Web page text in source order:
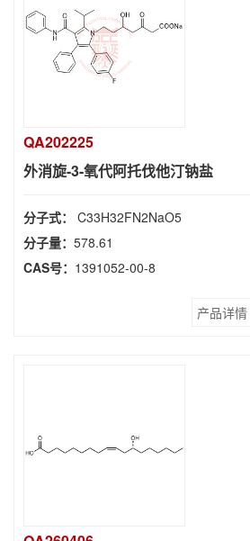
QA202225
外消旋-3-氧代阿托伐他汀钠盐
分子式： C33H32FN2NaO5
分子量： 578.61
CAS号： 1391052-00-8
产品详情